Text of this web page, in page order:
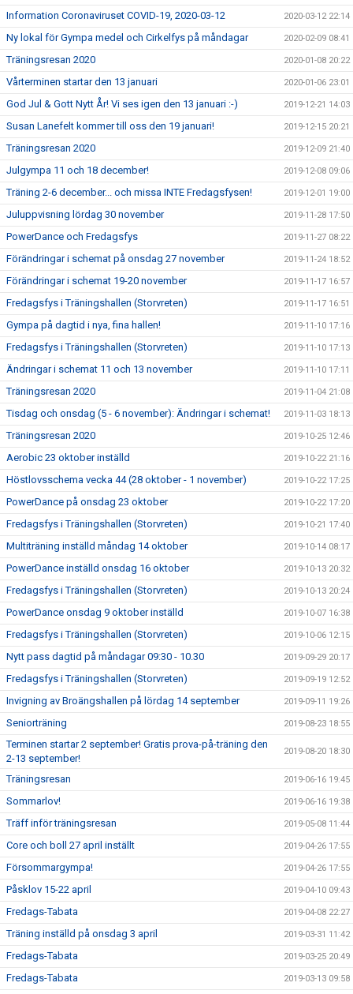
Information Coronaviruset COVID-19, 2020-03-12 2020-03-12 22:14
Ny lokal för Gympa medel och Cirkelfys på måndagar 2020-02-09 08:41
Träningsresan 2020 2020-01-08 20:22
Vårterminen startar den 13 januari 2020-01-06 23:01
God Jul & Gott Nytt År! Vi ses igen den 13 januari :-) 2019-12-21 14:03
Susan Lanefelt kommer till oss den 19 januari! 2019-12-15 20:21
Träningsresan 2020 2019-12-09 21:40
Julgympa 11 och 18 december! 2019-12-08 09:06
Träning 2-6 december... och missa INTE Fredagsfysen! 2019-12-01 19:00
Juluppvisning lördag 30 november 2019-11-28 17:50
PowerDance och Fredagsfys 2019-11-27 08:22
Förändringar i schemat på onsdag 27 november 2019-11-24 18:52
Förändringar i schemat 19-20 november 2019-11-17 16:57
Fredagsfys i Träningshallen (Storvreten) 2019-11-17 16:51
Gympa på dagtid i nya, fina hallen! 2019-11-10 17:16
Fredagsfys i Träningshallen (Storvreten) 2019-11-10 17:13
Ändringar i schemat 11 och 13 november 2019-11-10 17:11
Träningsresan 2020 2019-11-04 21:08
Tisdag och onsdag (5 - 6 november): Ändringar i schemat! 2019-11-03 18:13
Träningsresan 2020 2019-10-25 12:46
Aerobic 23 oktober inställd 2019-10-22 21:16
Höstlovsschema vecka 44 (28 oktober - 1 november) 2019-10-22 17:25
PowerDance på onsdag 23 oktober 2019-10-22 17:20
Fredagsfys i Träningshallen (Storvreten) 2019-10-21 17:40
Multiträning inställd måndag 14 oktober 2019-10-14 08:17
PowerDance inställd onsdag 16 oktober 2019-10-13 20:32
Fredagsfys i Träningshallen (Storvreten) 2019-10-13 20:24
PowerDance onsdag 9 oktober inställd 2019-10-07 16:38
Fredagsfys i Träningshallen (Storvreten) 2019-10-06 12:15
Nytt pass dagtid på måndagar 09:30 - 10.30 2019-09-29 20:17
Fredagsfys i Träningshallen (Storvreten) 2019-09-19 12:52
Invigning av Broängshallen på lördag 14 september 2019-09-11 19:26
Seniorträning 2019-08-23 18:55
Terminen startar 2 september! Gratis prova-på-träning den
2-13 september!
2019-08-20 18:30
Träningsresan 2019-06-16 19:45
Sommarlov! 2019-06-16 19:38
Träff inför träningsresan 2019-05-08 11:44
Core och boll 27 april inställt 2019-04-26 17:55
Försommargympa! 2019-04-26 17:55
Påsklov 15-22 april 2019-04-10 09:43
Fredags-Tabata 2019-04-08 22:27
Träning inställd på onsdag 3 april 2019-03-31 11:42
Fredags-Tabata 2019-03-25 20:49
Fredags-Tabata 2019-03-13 09:58